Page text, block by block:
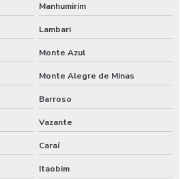
Manhumirim
Lambari
Monte Azul
Monte Alegre de Minas
Barroso
Vazante
Caraí
Itaobim